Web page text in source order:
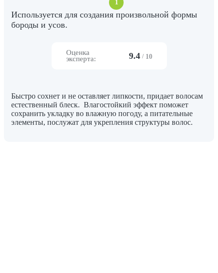
1
Используется для создания произвольной формы
бороды и усов.
Оценка
эксперта:
9.4 / 10
Быстро сохнет и не оставляет липкости, придает волосам
естественный блеск. Влагостойкий эффект поможет
сохранить укладку во влажную погоду, а питательные
элементы, послужат для укрепления структуры волос.